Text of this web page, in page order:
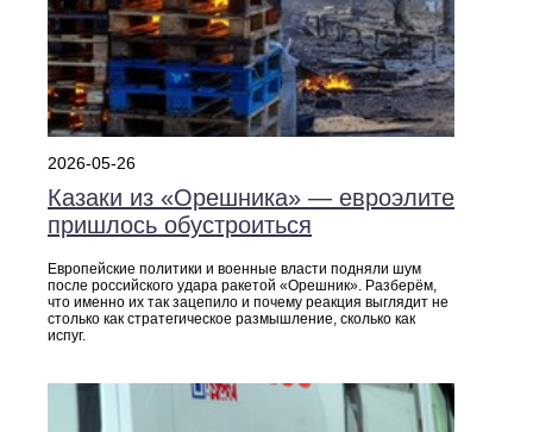
2026-05-26
Казаки из «Орешника» — евроэлите
пришлось обустроиться
Европейские политики и военные власти подняли шум
после российского удара ракетой «Орешник». Разберём,
что именно их так зацепило и почему реакция выглядит не
столько как стратегическое размышление, сколько как
испуг.